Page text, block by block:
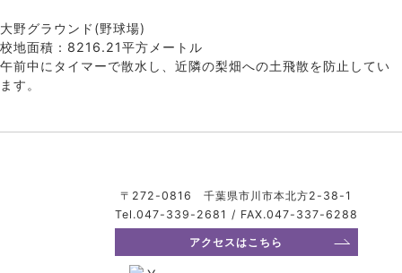
大野グラウンド(野球場)
校地面積：8216.21平方メートル
午前中にタイマーで散水し、近隣の梨畑への土飛散を防止してい
ます。
〒272-0816 千葉県市川市本北方2-38-1
Tel.047-339-2681 / FAX.047-337-6288
アクセスはこちら